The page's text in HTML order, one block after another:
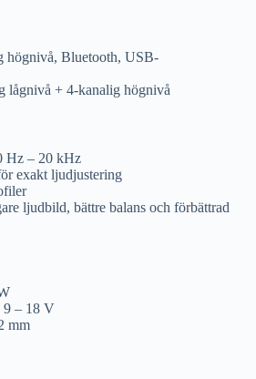
högnivå, Bluetooth, USB-
lågnivå + 4-kanalig högnivå
Hz – 20 kHz
exakt ljudjustering
ljudbild, bättre balans och förbättrad
9 – 18 V
mm